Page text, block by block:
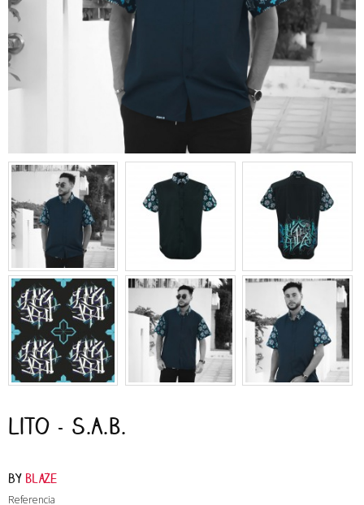
Lito - S.A.B.
by Blaze
Referencia